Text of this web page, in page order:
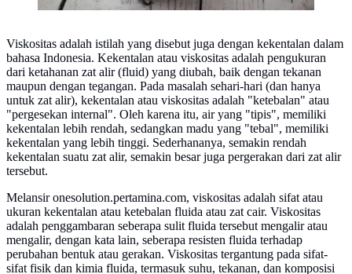
Viskositas adalah istilah yang disebut juga dengan kekentalan dalam
bahasa Indonesia. Kekentalan atau viskositas adalah pengukuran
dari ketahanan zat alir (fluid) yang diubah, baik dengan tekanan
maupun dengan tegangan. Pada masalah sehari-hari (dan hanya
untuk zat alir), kekentalan atau viskositas adalah "ketebalan" atau
"pergesekan internal". Oleh karena itu, air yang "tipis", memiliki
kekentalan lebih rendah, sedangkan madu yang "tebal", memiliki
kekentalan yang lebih tinggi. Sederhananya, semakin rendah
kekentalan suatu zat alir, semakin besar juga pergerakan dari zat alir
tersebut.
Melansir onesolution.pertamina.com, viskositas adalah sifat atau
ukuran kekentalan atau ketebalan fluida atau zat cair. Viskositas
adalah penggambaran seberapa sulit fluida tersebut mengalir atau
mengalir, dengan kata lain, seberapa resisten fluida terhadap
perubahan bentuk atau gerakan. Viskositas tergantung pada sifat-
sifat fisik dan kimia fluida, termasuk suhu, tekanan, dan komposisi